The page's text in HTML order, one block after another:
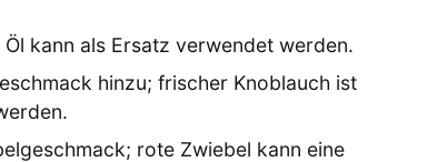
kann als Ersatz verwendet werden.
hinzu; frischer Knoblauch ist
rote Zwiebel kann eine